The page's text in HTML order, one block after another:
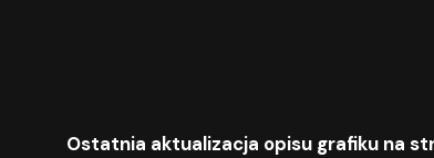
Ostatnia aktualizacja opisu grafiku na